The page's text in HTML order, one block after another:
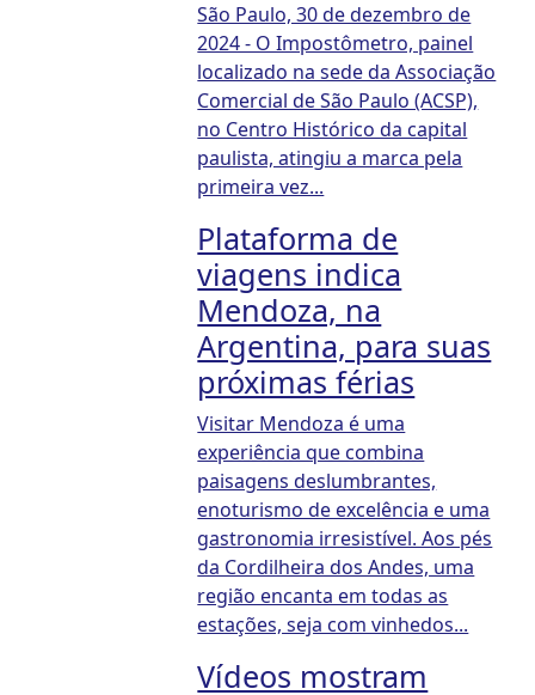
São Paulo, 30 de dezembro de
2024 - O Impostômetro, painel
localizado na sede da Associação
Comercial de São Paulo (ACSP),
no Centro Histórico da capital
paulista, atingiu a marca pela
primeira vez...
Plataforma de
viagens indica
Mendoza, na
Argentina, para suas
próximas férias
Visitar Mendoza é uma
experiência que combina
paisagens deslumbrantes,
enoturismo de excelência e uma
gastronomia irresistível. Aos pés
da Cordilheira dos Andes, uma
região encanta em todas as
estações, seja com vinhedos...
Vídeos mostram